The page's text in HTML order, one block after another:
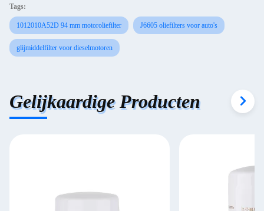
Tags:
1012010A52D 94 mm motoroliefilter J6605 oliefilters voor auto's
glijmiddelfilter voor dieselmotoren
Gelijkaardige Producten